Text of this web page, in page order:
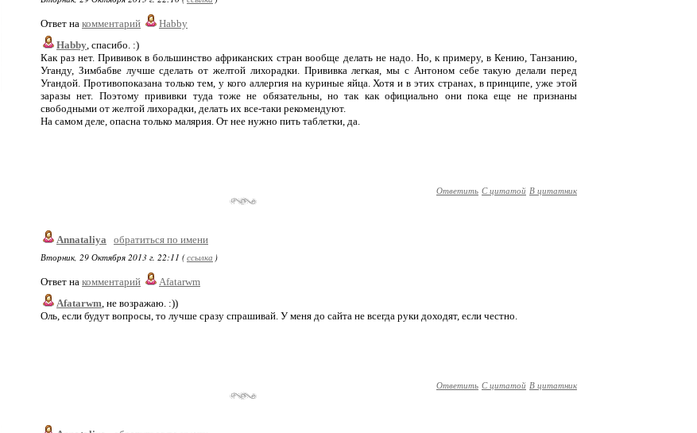
Ответ на комментарий
Habby
Habby, спасибо. :)
Как раз нет. Прививок в большинство африканских стран вообще делать не надо. Но, к примеру, в Кению, Танзанию,
Уганду, Зимбабве лучше сделать от желтой лихорадки. Прививка легкая, мы с Антоном себе такую делали перед
Угандой. Противопоказана только тем, у кого аллергия на куриные яйца. Хотя и в этих странах, в принципе, уже этой
заразы нет. Поэтому прививки туда тоже не обязательны, но так как официально они пока еще не признаны
свободными от желтой лихорадки, делать их все-таки рекомендуют.
На самом деле, опасна только малярия. От нее нужно пить таблетки, да.
Ответить С цитатой В цитатник
Annataliya
обратиться по имени
Вторник, 29 Октября 2013 г. 22:11 (ссылка )
Ответ на комментарий
Afatarwm
Afatarwm, не возражаю. :))
Оль, если будут вопросы, то лучше сразу спрашивай. У меня до сайта не всегда руки доходят, если честно.
Ответить С цитатой В цитатник